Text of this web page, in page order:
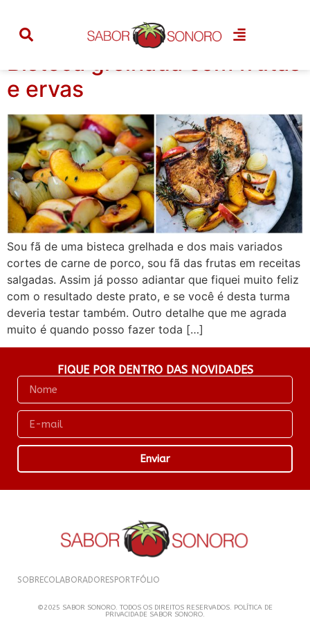
Tag: pessego
Bisteca grelhada com frutas
e ervas
Sou fã de uma bisteca grelhada e dos mais variados
cortes de carne de porco, sou fã das frutas em receitas
salgadas. Assim já posso adiantar que fiquei muito feliz
com o resultado deste prato, e se você é desta turma
deveria testar também. Outro detalhe que me agrada
muito é quando posso fazer toda […]
FIQUE POR DENTRO DAS NOVIDADES
Enviar
SOBRECOLABORADORES PORTFÓLIO
©2025 SABOR SONORO. TODOS OS DIREITOS RESERVADOS. POLÍTICA DE
PRIVACIDADE SABOR SONORO.